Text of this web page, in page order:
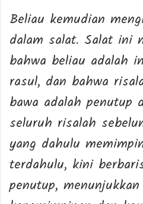
Beliau kemudian
dalam salat. Salat ini
bahwa beliau adalah
rasul, dan bahwa
bawa adalah penutup
seluruh risalah
yang dahulu
terdahulu, kini
penutup,